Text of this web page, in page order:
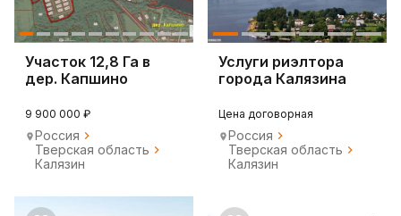
Участок 12,8 Га в
дер. Капшино
района
9 900 000 ₽
Россия
Тверская область
Калязин
Услуги риэлтора
города Калязина
Цена договорная
Россия
Тверская область
Калязин